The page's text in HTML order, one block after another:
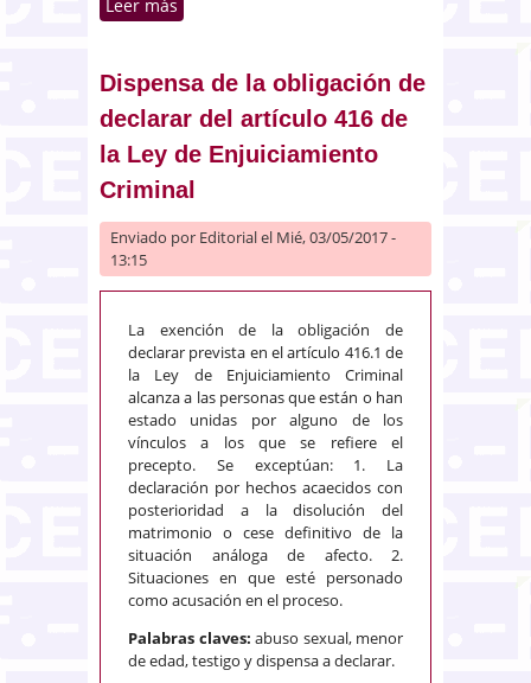
Leer más
Dispensa de la obligación de
declarar del artículo 416 de
la Ley de Enjuiciamiento
Criminal
Enviado por Editorialel Mié, 03/05/2017 -
13:15
La exención de la obligación de
declarar prevista en el artículo 416.1 de
la Ley de Enjuiciamiento Criminal
alcanza a las personas que están o han
estado unidas por alguno de los
vínculos a los que se refiere el
precepto. Se exceptúan: 1. La
declaración por hechos acaecidos con
posterioridad a la disolución del
matrimonio o cese definitivo de la
situación análoga de afecto. 2.
Situaciones en que esté personado
como acusación en el proceso.
Palabras claves: abuso sexual, menor
de edad, testigo y dispensa a declarar.